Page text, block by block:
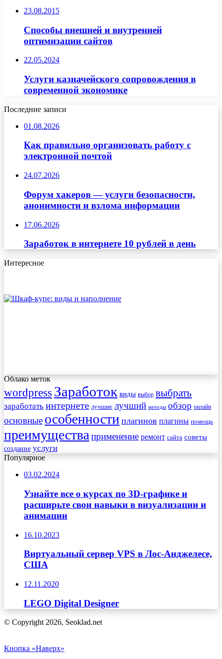
23.08.2015
Способы внешней и внутренней
оптимизации сайтов
22.05.2024
Услуги казначейского сопровождения в
современной экономике
Последние записи
01.08.2026
Как правильно организовать работу с
электронной почтой
24.07.2026
Форум хакеров — услуги безопасности,
анонимности и взлома информации
17.06.2026
Заработок в интернете 10 рублей в день
Интересное
Облако меток
wordpress Заработок виды выбор выбрать
заработать интернете лучшие лучший методы обзор онлайн
основные особенности плагинов плагины помощь
преимущества применение ремонт сайта советы
создание услуги
Популярное
03.02.2024
Узнайте все о курсах по 3D-графике и
расширьте свои навыки в визуализации и
анимации
16.10.2023
Виртуальный сервер VPS в Лос-Анджелесе,
США
12.11.2020
LEGO Digital Designer
© Copyright 2026, Seoklad.net
Кнопка «Наверх»